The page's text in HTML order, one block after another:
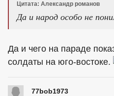
Цитата: Александр романов
Да и народ особо не
Да и чего на параде
солдаты на юго-востоке.
77bob1973